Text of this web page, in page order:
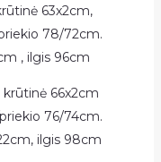
63x2cm,
78/72cm.
, ilgis 96cm
66x2cm
76/74cm.
ilgis 98cm